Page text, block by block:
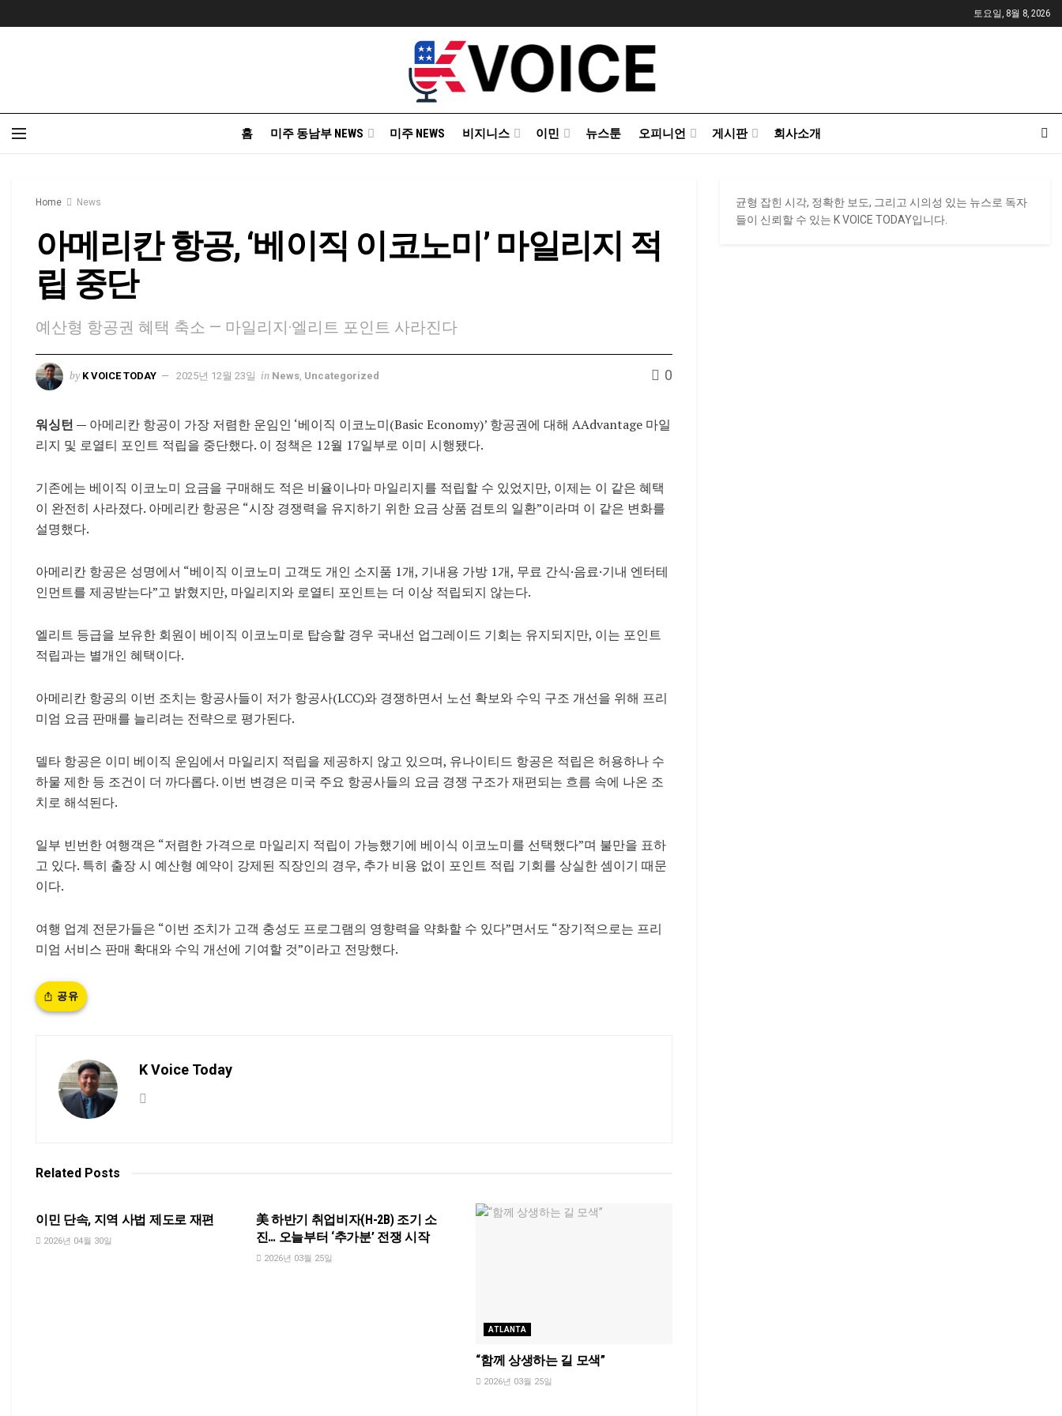
토요일, 8월 8, 2026
홈 미주 동남부 NEWS 미주 NEWS 비지니스 이민 뉴스툰 오피니언 게시판 회사소개
Home News
아메리칸 항공, ‘베이직 이코노미’ 마일리지 적
립 중단
예산형 항공권 혜택 축소 — 마일리지·엘리트 포인트 사라진다
by K VOICE TODAY 2025년 12월 23일 in News Uncategorized 0
워싱턴 — 아메리칸 항공이 가장 저렴한 운임인 ‘베이직 이코노미(Basic Economy)’ 항공권에 대해 AAdvantage 마일
리지 및 로열티 포인트 적립을 중단했다. 이 정책은 12월 17일부로 이미 시행됐다.
기존에는 베이직 이코노미 요금을 구매해도 적은 비율이나마 마일리지를 적립할 수 있었지만, 이제는 이 같은 혜택
이 완전히 사라졌다. 아메리칸 항공은 “시장 경쟁력을 유지하기 위한 요금 상품 검토의 일환”이라며 이 같은 변화를
설명했다.
아메리칸 항공은 성명에서 “베이직 이코노미 고객도 개인 소지품 1개, 기내용 가방 1개, 무료 간식·음료·기내 엔터테
인먼트를 제공받는다”고 밝혔지만, 마일리지와 로열티 포인트는 더 이상 적립되지 않는다.
엘리트 등급을 보유한 회원이 베이직 이코노미로 탑승할 경우 국내선 업그레이드 기회는 유지되지만, 이는 포인트
적립과는 별개인 혜택이다.
아메리칸 항공의 이번 조치는 항공사들이 저가 항공사(LCC)와 경쟁하면서 노선 확보와 수익 구조 개선을 위해 프리
미엄 요금 판매를 늘리려는 전략으로 평가된다.
델타 항공은 이미 베이직 운임에서 마일리지 적립을 제공하지 않고 있으며, 유나이티드 항공은 적립은 허용하나 수
하물 제한 등 조건이 더 까다롭다. 이번 변경은 미국 주요 항공사들의 요금 경쟁 구조가 재편되는 흐름 속에 나온 조
치로 해석된다.
일부 빈번한 여행객은 “저렴한 가격으로 마일리지 적립이 가능했기에 베이식 이코노미를 선택했다”며 불만을 표하
고 있다. 특히 출장 시 예산형 예약이 강제된 직장인의 경우, 추가 비용 없이 포인트 적립 기회를 상실한 셈이기 때문
이다.
여행 업계 전문가들은 “이번 조치가 고객 충성도 프로그램의 영향력을 약화할 수 있다”면서도 “장기적으로는 프리
미엄 서비스 판매 확대와 수익 개선에 기여할 것”이라고 전망했다.
공유
K Voice Today
Related Posts
이민 단속, 지역 사법 제도로 재편
2026년 04월 30일
美 하반기 취업비자(H-2B) 조기 소
진… 오늘부터 ‘추가분’ 전쟁 시작
2026년 03월 25일
ATLANTA
“함께 상생하는 길 모색”
2026년 03월 25일
균형 잡힌 시각, 정확한 보도, 그리고 시의성 있는 뉴스로 독자
들이 신뢰할 수 있는 K VOICE TODAY입니다.